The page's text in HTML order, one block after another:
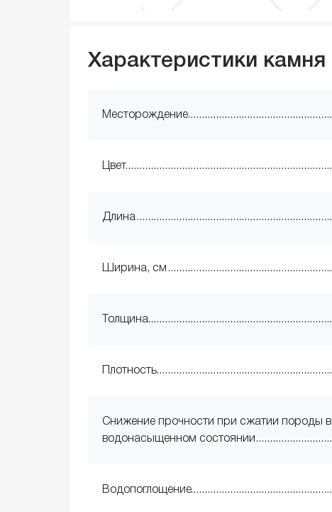
Характеристики камня
Месторождение
Цвет
Длина
Ширина, см
Толщина
Плотность
Снижение прочности при сжатии породы в
водонасыщенном состоянии
Водопоглощение